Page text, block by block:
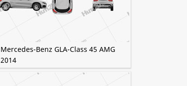
Mercedes-Benz GLA-Class 45 AMG
2014